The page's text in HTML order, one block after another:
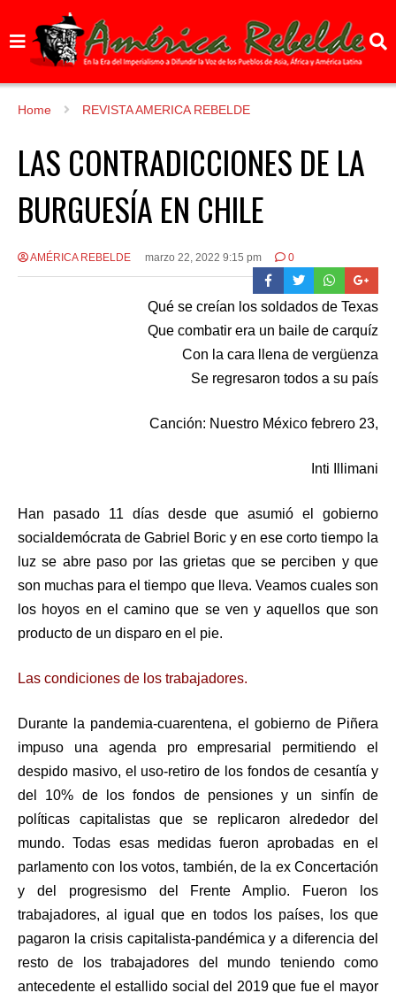
Home REVISTA AMERICA REBELDE
LAS CONTRADICCIONES DE LA
BURGUESÍA EN CHILE
AMÉRICA REBELDE marzo 22, 2022 9:15 pm 0
Qué se creían los soldados de Texas
Que combatir era un baile de carquíz
Con la cara llena de vergüenza
Se regresaron todos a su país
Canción: Nuestro México febrero 23,
Inti Illimani
Han pasado 11 días desde que asumió el gobierno
socialdemócrata de Gabriel Boric y en ese corto tiempo la
luz se abre paso por las grietas que se perciben y que
son muchas para el tiempo que lleva. Veamos cuales son
los hoyos en el camino que se ven y aquellos que son
producto de un disparo en el pie.
Las condiciones de los trabajadores.
Durante la pandemia-cuarentena, el gobierno de Piñera
impuso una agenda pro empresarial permitiendo el
despido masivo, el uso-retiro de los fondos de cesantía y
del 10% de los fondos de pensiones y un sinfín de
políticas capitalistas que se replicaron alrededor del
mundo. Todas esas medidas fueron aprobadas en el
parlamento con los votos, también, de la ex Concertación
y del progresismo del Frente Amplio. Fueron los
trabajadores, al igual que en todos los países, los que
pagaron la crisis capitalista-pandémica y a diferencia del
resto de los trabajadores del mundo teniendo como
antecedente el estallido social del 2019 que fue el mayor